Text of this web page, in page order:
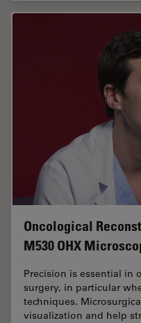
Oncological
M530 OHX
Precision is essential in
surgery, in particular
techniques.
visualization and help